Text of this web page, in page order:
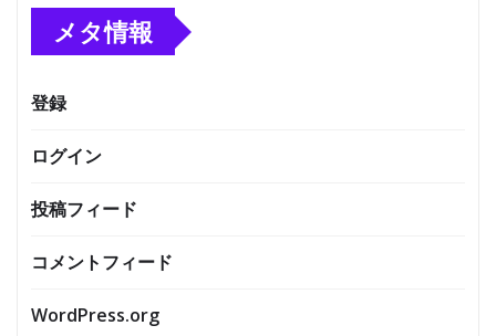
メタ情報
登録
ログイン
投稿フィード
コメントフィード
WordPress.org